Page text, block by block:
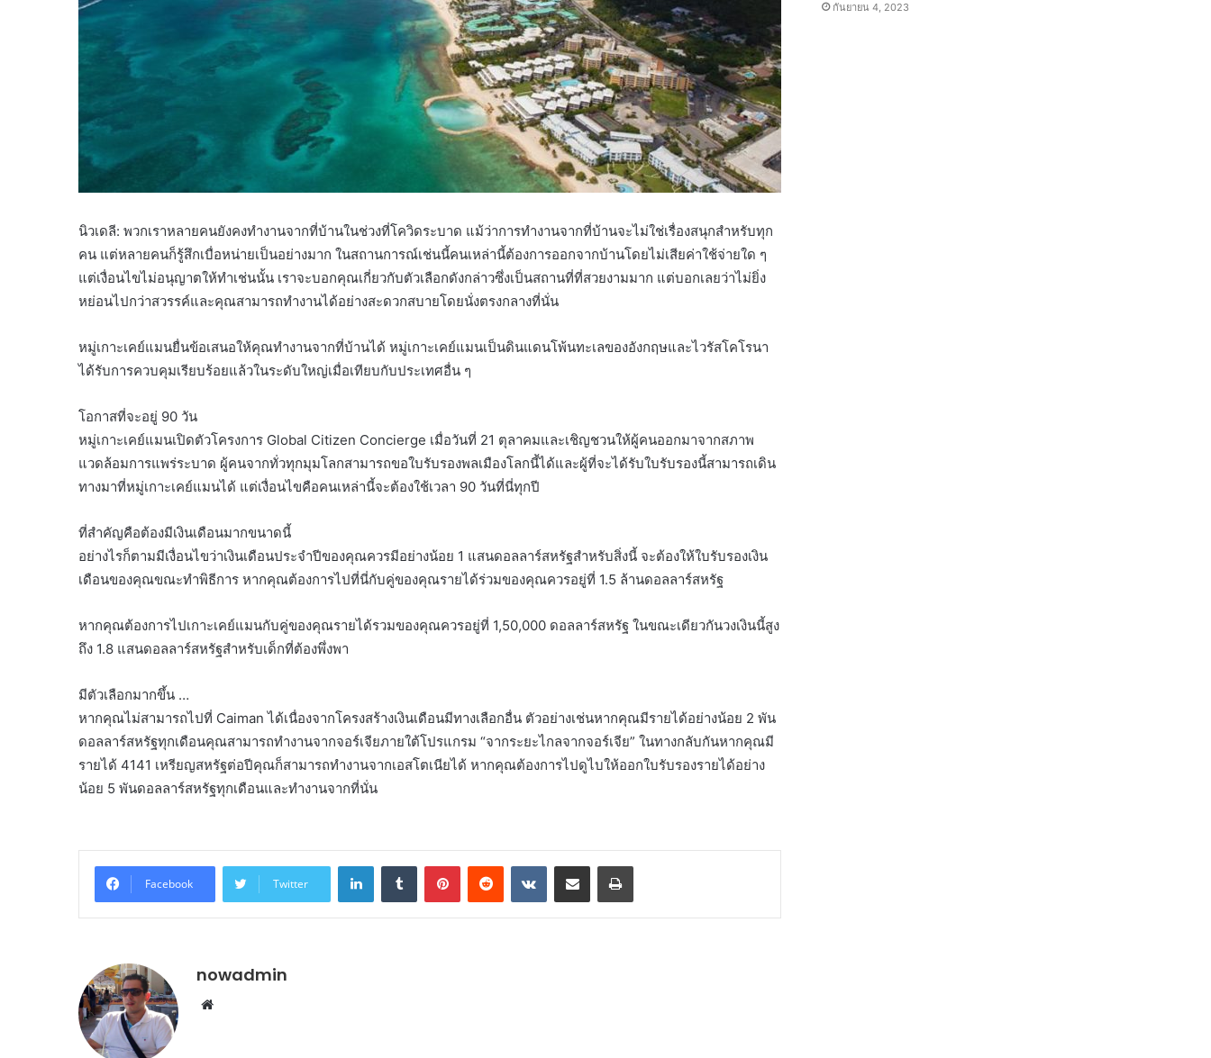
นิวเดลี: พวกเราหลายคนยังคงทำงานจากที่บ้านในช่วงที่โควิดระบาด แม้ว่าการทำงานจากที่บ้านจะไม่ใช่เรื่องสนุกสำหรับทุก
คน แต่หลายคนก็รู้สึกเบื่อหน่ายเป็นอย่างมาก ในสถานการณ์เช่นนี้คนเหล่านี้ต้องการออกจากบ้านโดยไม่เสียค่าใช้จ่ายใด ๆ
แต่เงื่อนไขไม่อนุญาตให้ทำเช่นนั้น เราจะบอกคุณเกี่ยวกับตัวเลือกดังกล่าวซึ่งเป็นสถานที่ที่สวยงามมาก แต่บอกเลยว่าไม่ยิ่ง
หย่อนไปกว่าสวรรค์และคุณสามารถทำงานได้อย่างสะดวกสบายโดยนั่งตรงกลางที่นั่น
หมู่เกาะเคย์แมนยื่นข้อเสนอให้คุณทำงานจากที่บ้านได้ หมู่เกาะเคย์แมนเป็นดินแดนโพ้นทะเลของอังกฤษและไวรัสโคโรนา
ได้รับการควบคุมเรียบร้อยแล้วในระดับใหญ่เมื่อเทียบกับประเทศอื่น ๆ
โอกาสที่จะอยู่ 90 วัน
หมู่เกาะเคย์แมนเปิดตัวโครงการ Global Citizen Concierge เมื่อวันที่ 21 ตุลาคมและเชิญชวนให้ผู้คนออกมาจากสภาพ
แวดล้อมการแพร่ระบาด ผู้คนจากทั่วทุกมุมโลกสามารถขอใบรับรองพลเมืองโลกนี้ได้และผู้ที่จะได้รับใบรับรองนี้สามารถเดิน
ทางมาที่หมู่เกาะเคย์แมนได้ แต่เงื่อนไขคือคนเหล่านี้จะต้องใช้เวลา 90 วันที่นี่ทุกปี
ที่สำคัญคือต้องมีเงินเดือนมากขนาดนี้
อย่างไรก็ตามมีเงื่อนไขว่าเงินเดือนประจำปีของคุณควรมีอย่างน้อย 1 แสนดอลลาร์สหรัฐสำหรับสิ่งนี้ จะต้องให้ใบรับรองเงิน
เดือนของคุณขณะทำพิธีการ หากคุณต้องการไปที่นี่กับคู่ของคุณรายได้ร่วมของคุณควรอยู่ที่ 1.5 ล้านดอลลาร์สหรัฐ
หากคุณต้องการไปเกาะเคย์แมนกับคู่ของคุณรายได้รวมของคุณควรอยู่ที่ 1,50,000 ดอลลาร์สหรัฐ ในขณะเดียวกันวงเงินนี้สูง
ถึง 1.8 แสนดอลลาร์สหรัฐสำหรับเด็กที่ต้องพึ่งพา
มีตัวเลือกมากขึ้น …
หากคุณไม่สามารถไปที่ Caiman ได้เนื่องจากโครงสร้างเงินเดือนมีทางเลือกอื่น ตัวอย่างเช่นหากคุณมีรายได้อย่างน้อย 2 พัน
ดอลลาร์สหรัฐทุกเดือนคุณสามารถทำงานจากจอร์เจียภายใต้โปรแกรม “จากระยะไกลจากจอร์เจีย” ในทางกลับกันหากคุณมี
รายได้ 4141 เหรียญสหรัฐต่อปีคุณก็สามารถทำงานจากเอสโตเนียได้ หากคุณต้องการไปดูไบให้ออกใบรับรองรายได้อย่าง
น้อย 5 พันดอลลาร์สหรัฐทุกเดือนและทำงานจากที่นั่น
Facebook Twitter
LinkedInTumblr PinterestReddit VKontakteShare via Email Print
nowadmin
Website
กันยายน 4, 2023